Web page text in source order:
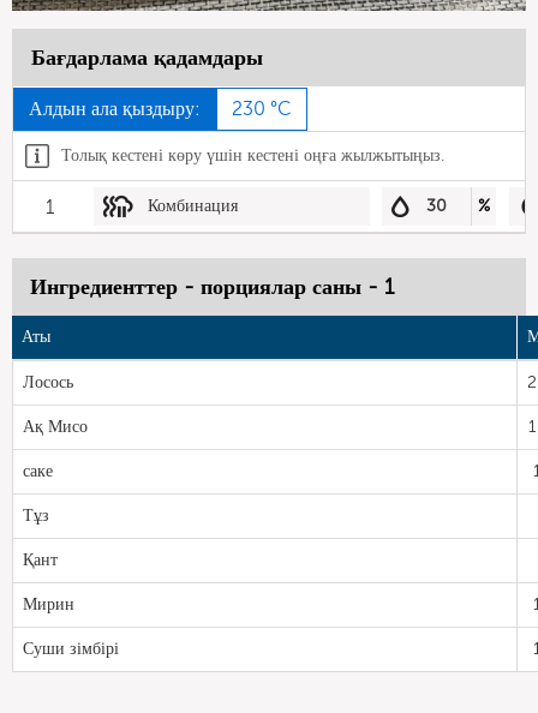
Бағдарлама қадамдары
Алдын ала қыздыру: 230 °C
Толық кестені көру үшін кестені оңға жылжытыңыз.
1 Комбинация 30 %
Ингредиенттер - порциялар саны - 1
Аты
Лосось
Ақ Мисо
саке
Тұз
Қант
Мирин
Суши зімбірі